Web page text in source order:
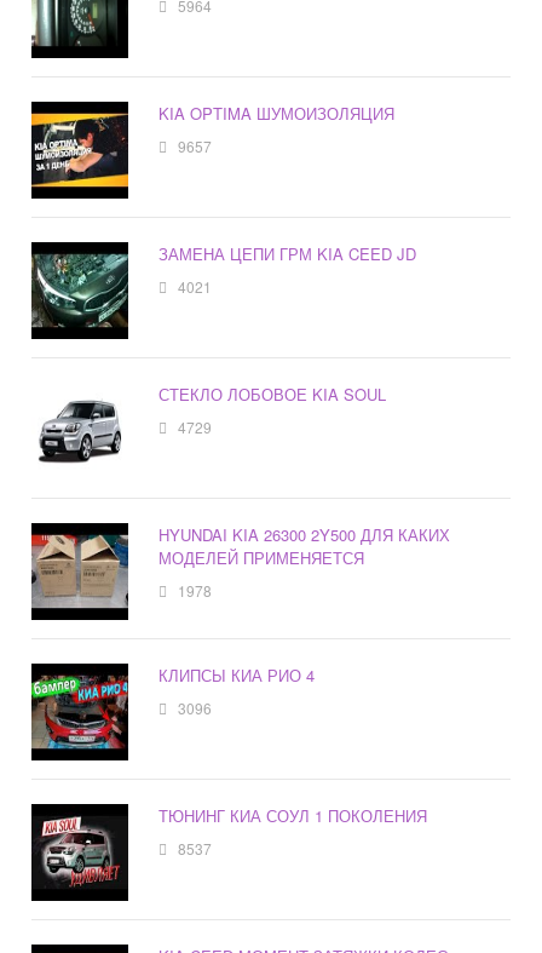
5964
KIA OPTIMA ШУМОИЗОЛЯЦИЯ
9657
ЗАМЕНА ЦЕПИ ГРМ KIA CEED JD
4021
СТЕКЛО ЛОБОВОЕ KIA SOUL
4729
HYUNDAI KIA 26300 2Y500 ДЛЯ КАКИХ
МОДЕЛЕЙ ПРИМЕНЯЕТСЯ
1978
КЛИПСЫ КИА РИО 4
3096
ТЮНИНГ КИА СОУЛ 1 ПОКОЛЕНИЯ
8537